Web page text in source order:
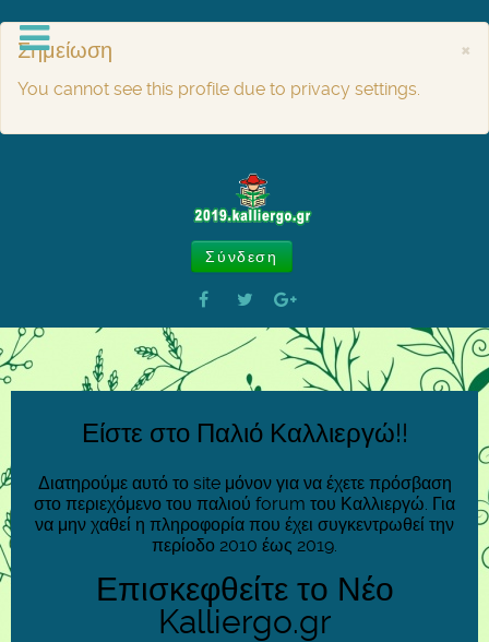
×
Σημείωση
You cannot see this profile due to privacy settings.
Σύνδεση
Είστε στο Παλιό Καλλιεργώ!!
Διατηρούμε αυτό το site μόνον για να έχετε πρόσβαση
στο περιεχόμενο του παλιού forum του Καλλιεργώ. Για
να μην χαθεί η πληροφορία που έχει συγκεντρωθεί την
περίοδο 2010 έως 2019.
Επισκεφθείτε το Νέο
Kalliergo.gr